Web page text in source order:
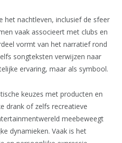
het nachtleven, inclusief de sfeer
vaak associeert met clubs en
vormt van het narratief rond
songteksten verwijzen naar
ervaring, maar als symbool.
keuzes met producten en
drank of zelfs recreatieve
meebeweegt
dynamieken. Vaak is het